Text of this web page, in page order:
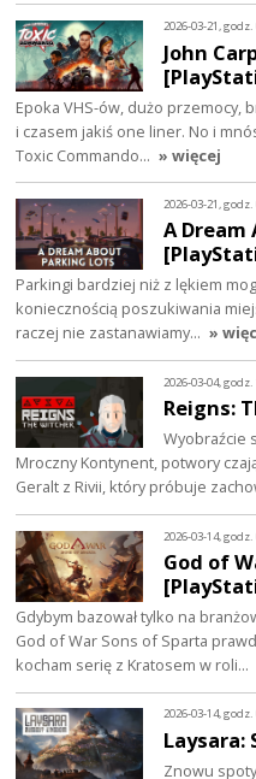
2026-03-21, godz.
John
Epoka VHS-ów, dużo przemocy,
i czasem jakiś one liner. No i
Toxic Commando… » więcej
2026-03-21, godz.
A
Parkingi bardziej niż z lękiem
koniecznością poszukiwania
raczej nie zastanawiamy… »
2026-03-04, godz.
Reigns:
Wyobraźcie
Mroczny Kontynent, potwory
Geralt z Rivii, który próbuje
2026-03-14, godz.
God of
Gdybym bazował tylko na
God of War Sons of Sparta
kocham serię z Kratosem w roli…
2026-03-14, godz.
Laysara:
Znowu